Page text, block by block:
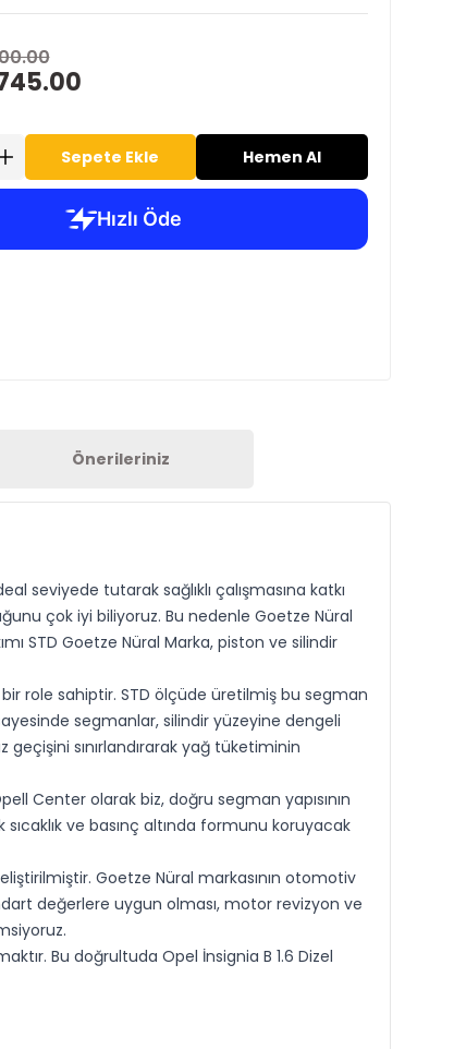
Sepete Ekle Hemen Al
Önerileriniz
seviyede tutarak sağlıklı çalışmasına katkı
çok iyi biliyoruz. Bu nedenle Goetze Nüral
STD Goetze Nüral Marka, piston ve silindir
role sahiptir. STD ölçüde üretilmiş bu segman
segmanlar, silindir yüzeyine dengeli
sınırlandırarak yağ tüketiminin
Center olarak biz, doğru segman yapısının
ve basınç altında formunu koruyacak
Goetze Nüral markasının otomotiv
değerlere uygun olması, motor revizyon ve
Bu doğrultuda Opel İnsignia B 1.6 Dizel